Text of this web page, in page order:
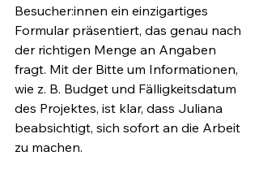
Besucher:innen ein einzigartiges
Formular präsentiert, das genau nach
der richtigen Menge an Angaben
fragt. Mit der Bitte um Informationen,
wie z. B. Budget und Fälligkeitsdatum
des Projektes, ist klar, dass Juliana
beabsichtigt, sich sofort an die Arbeit
zu machen.